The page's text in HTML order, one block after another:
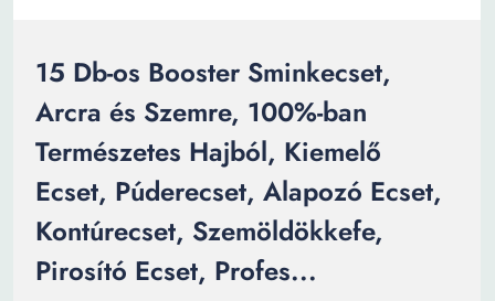
15 Db-os Booster Sminkecset,
Arcra és Szemre, 100%-ban
Természetes Hajból, Kiemelő
Ecset, Púderecset, Alapozó Ecset,
Kontúrecset, Szemöldökkefe,
Pirosító Ecset, Profes...